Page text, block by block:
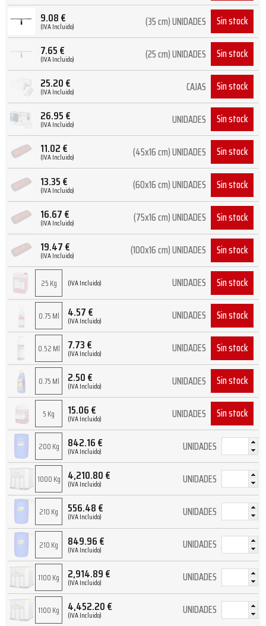
9.08€
(IVA Incluido) (35 cm) UNIDADES Sin stock
7.65€
(IVA Incluido) (25 cm) UNIDADES Sin stock
25.20€
(IVA Incluido) CAJAS Sin stock
26.95€
(IVA Incluido) UNIDADES Sin stock
11.02€
(IVA Incluido) (45x16 cm) UNIDADES Sin stock
13.35€
(IVA Incluido) (60x16 cm) UNIDADES Sin stock
16.67€
(IVA Incluido) (75x16 cm) UNIDADES Sin stock
19.47€
(IVA Incluido) (100x16 cm) UNIDADES Sin stock
25 Kg (IVA Incluido) UNIDADES Sin stock
0.75 Ml 4.57€
(IVA Incluido) UNIDADES Sin stock
0.52 Ml 7.73€
(IVA Incluido) UNIDADES Sin stock
0.75 Ml 2.50€
(IVA Incluido) UNIDADES Sin stock
5 Kg 15.06€
(IVA Incluido) UNIDADES Sin stock
200 Kg 842.16€
(IVA Incluido) UNIDADES
1000 Kg 4,210.80€
(IVA Incluido) UNIDADES
210 Kg 556.48€
(IVA Incluido) UNIDADES
210 Kg 849.96€
(IVA Incluido) UNIDADES
1100 Kg 2,914.89€
(IVA Incluido) UNIDADES
1100 Kg 4,452.20€
(IVA Incluido) UNIDADES